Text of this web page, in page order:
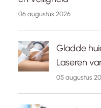
06 augustus 2026
Gladde
Laseren
05 augustus